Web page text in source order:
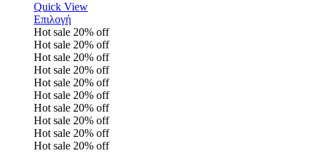
Quick View
Επιλογή
Hot sale 20% off
Hot sale 20% off
Hot sale 20% off
Hot sale 20% off
Hot sale 20% off
Hot sale 20% off
Hot sale 20% off
Hot sale 20% off
Hot sale 20% off
Hot sale 20% off